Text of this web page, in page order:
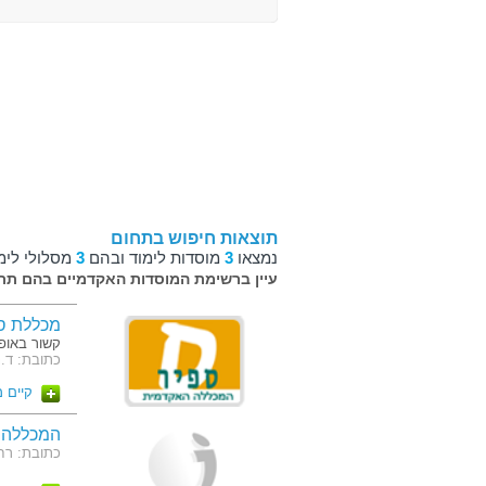
תוצאות חיפוש בתחום
נמצאו 3 מוסדות לימוד ובהם 3 מסלולי
עיין ברשימת המוסדות האקדמיים בהם
מכללת
קשור
כתובת: ד.נ. אשקלון
המכללה
כתובת: רחוב